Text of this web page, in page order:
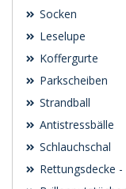
Socken
Leselupe
Koffergurte
Parkscheiben
Strandball
Antistressbälle
Schlauchschal
Rettungsdecke